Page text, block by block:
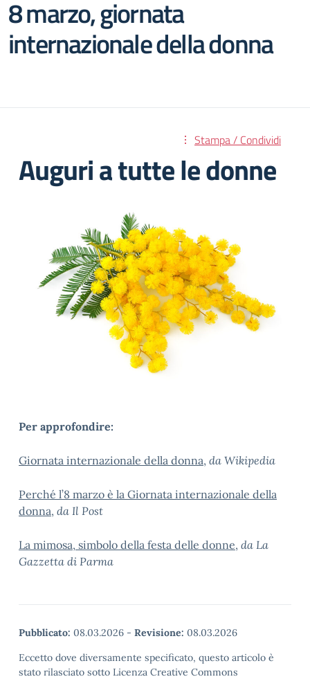
8 marzo, giornata
internazionale della donna
Stampa / Condividi
Auguri a tutte le donne
Per approfondire:
Giornata internazionale della donna, da Wikipedia
Perché l’8 marzo è la Giornata internazionale della
donna, da Il Post
La mimosa, simbolo della festa delle donne, da La
Gazzetta di Parma
Pubblicato: 08.03.2026 - Revisione: 08.03.2026
Eccetto dove diversamente specificato, questo articolo è
stato rilasciato sotto Licenza Creative Commons